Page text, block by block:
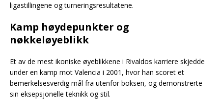
ligastillingene og turneringsresultatene.
Kamp høydepunkter og
nøkkeløyeblikk
Et av de mest ikoniske øyeblikkene i Rivaldos karriere skjedde
under en kamp mot Valencia i 2001, hvor han scoret et
bemerkelsesverdig mål fra utenfor boksen, og demonstrerte
sin eksepsjonelle teknikk og stil.